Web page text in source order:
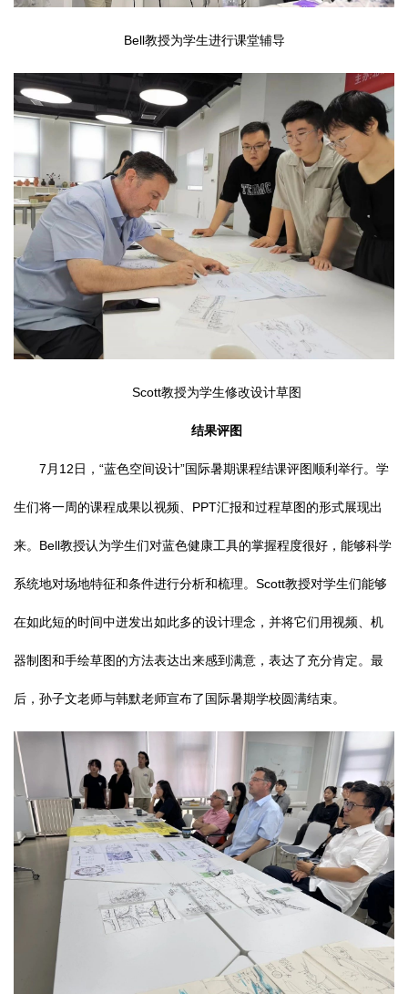
Bell教授为学生进行课堂辅导
Scott教授为学生修改设计草图
结果评图
7月12日，“蓝色空间设计”国际暑期课程结课评图顺利举行。学
生们将一周的课程成果以视频、PPT汇报和过程草图的形式展现出
来。Bell教授认为学生们对蓝色健康工具的掌握程度很好，能够科学
系统地对场地特征和条件进行分析和梳理。Scott教授对学生们能够
在如此短的时间中迸发出如此多的设计理念，并将它们用视频、机
器制图和手绘草图的方法表达出来感到满意，表达了充分肯定。最
后，孙子文老师与韩默老师宣布了国际暑期学校圆满结束。